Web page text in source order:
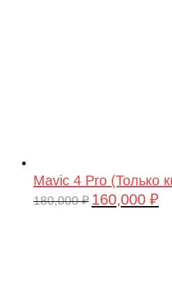
Mavic 4 Pro (Только
180,000₽ 160,000 ₽